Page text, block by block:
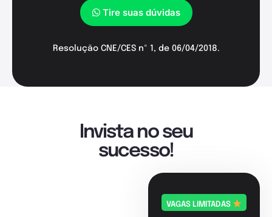
Tire suas dúvidas
Resolução CNE/CES nº 1, de 06/04/2018.
Invista no seu
sucesso!
VAGAS LIMITADAS